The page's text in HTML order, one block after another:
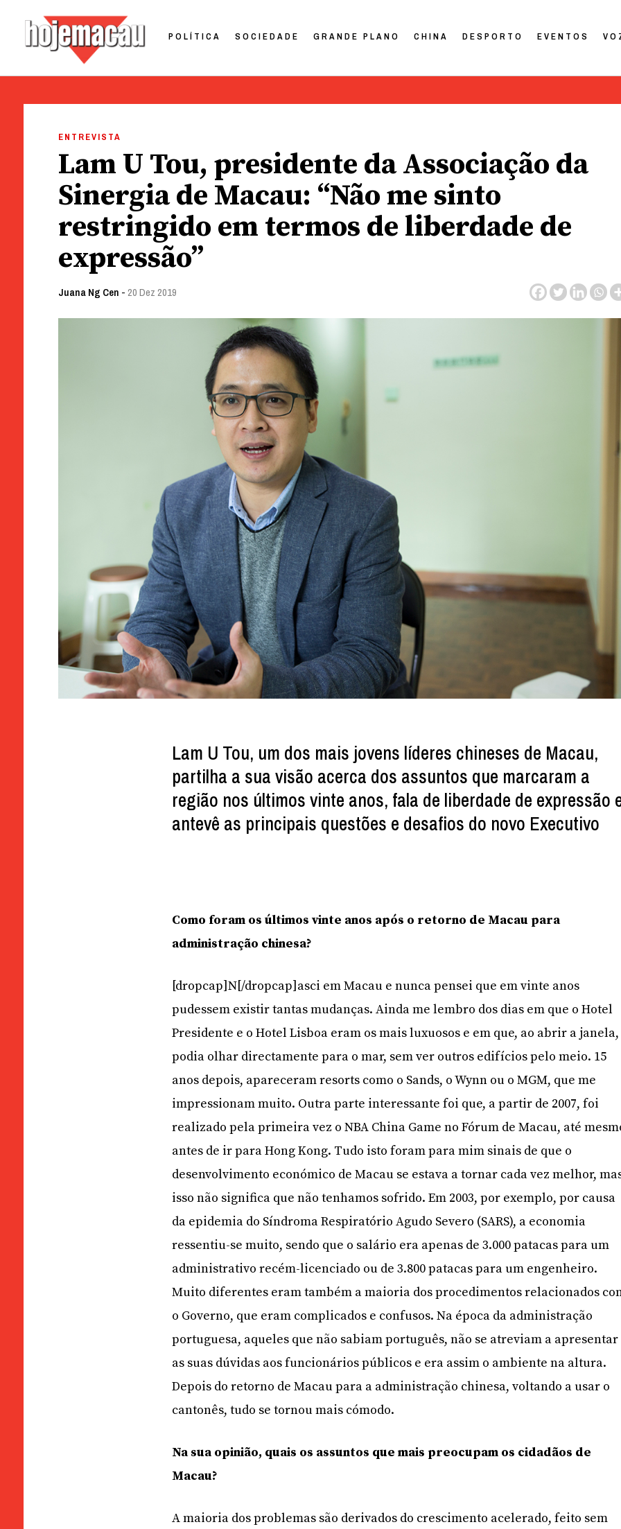
POLÍTICA SOCIEDADE GRANDE PLANO CHINA DESPORTO EVENTOS
ENTREVISTA
Lam U Tou, presidente da Associação da
Sinergia de Macau: “Não me sinto
restringido em termos de liberdade de
expressão”
Juana Ng Cen - 20 Dez 2019
Lam U Tou, um dos mais jovens líderes chineses de Macau,
partilha a sua visão acerca dos assuntos que marcaram a
região nos últimos vinte anos, fala de liberdade de expressão
antevê as principais questões e desafios do novo Executivo
Como foram os últimos vinte anos após o retorno de Macau para
administração chinesa?
[dropcap]N[/dropcap]asci em Macau e nunca pensei que em vinte anos
pudessem existir tantas mudanças. Ainda me lembro dos dias em que o Hotel
Presidente e o Hotel Lisboa eram os mais luxuosos e em que, ao abrir a janela,
podia olhar directamente para o mar, sem ver outros edifícios pelo meio. 15
anos depois, apareceram resorts como o Sands, o Wynn ou o MGM, que me
impressionam muito. Outra parte interessante foi que, a partir de 2007, foi
realizado pela primeira vez o NBA China Game no Fórum de Macau, até
antes de ir para Hong Kong. Tudo isto foram para mim sinais de que o
desenvolvimento económico de Macau se estava a tornar cada vez melhor,
isso não significa que não tenhamos sofrido. Em 2003, por exemplo, por causa
da epidemia do Síndroma Respiratório Agudo Severo (SARS), a economia
ressentiu-se muito, sendo que o salário era apenas de 3.000 patacas para um
administrativo recém-licenciado ou de 3.800 patacas para um engenheiro.
Muito diferentes eram também a maioria dos procedimentos relacionados
o Governo, que eram complicados e confusos. Na época da administração
portuguesa, aqueles que não sabiam português, não se atreviam a apresentar
as suas dúvidas aos funcionários públicos e era assim o ambiente na altura.
Depois do retorno de Macau para a administração chinesa, voltando a usar o
cantonês, tudo se tornou mais cómodo.
Na sua opinião, quais os assuntos que mais preocupam os cidadãos de
Macau?
A maioria dos problemas são derivados do crescimento acelerado, feito sem